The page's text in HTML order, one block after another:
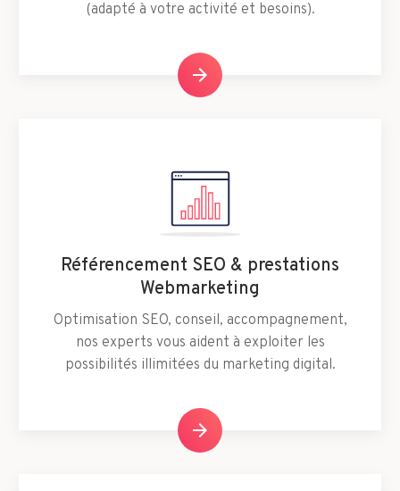
(adapté à votre activité et besoins).
arrow_forward
Référencement SEO & prestations
Webmarketing
Optimisation SEO, conseil, accompagnement,
nos experts vous aident à exploiter les
possibilités illimitées du marketing digital.
arrow_forward